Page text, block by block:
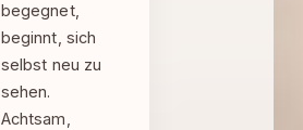
begegnet,
beginnt, sich
selbst neu zu
sehen.
Achtsam,